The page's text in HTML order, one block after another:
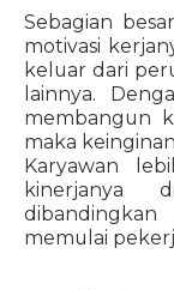
Sebagian
motivasi
keluar dari
lainnya.
membangun
maka
Karyawan
kinerjanya
memulai